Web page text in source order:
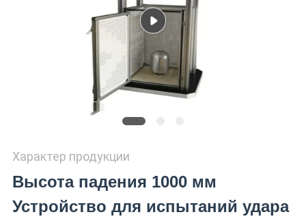
Характер продукции
Высота падения 1000 мм
Устройство для испытаний удара